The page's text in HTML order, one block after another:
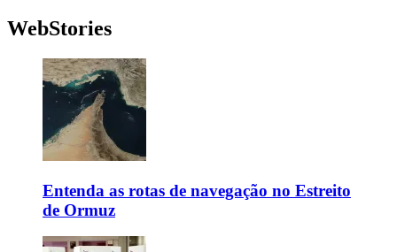
WebStories
Entenda as rotas de navegação no Estreito
de Ormuz